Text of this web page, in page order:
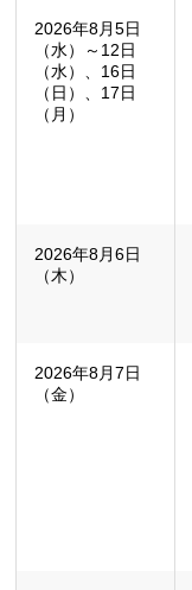
2026年8月5日
（水）～12日
（水）、16日
（日）、17日
（月）
2026年8月6日
（木）
2026年8月7日
（金）